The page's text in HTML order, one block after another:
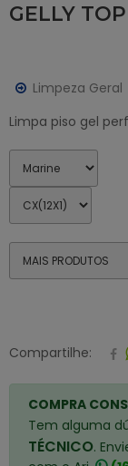
GELLY
Limpeza Geral
Limpa piso gel
Compartilhe:
COMPRA
Tem alguma
TÉCNICO.